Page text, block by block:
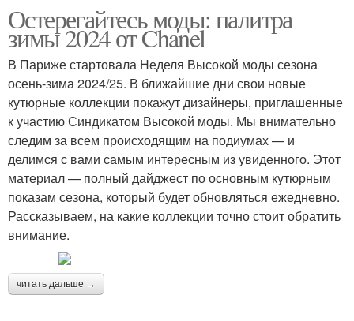
Остерегайтесь моды: палитра
зимы 2024 от Chanel
В Париже стартовала Неделя Высокой моды сезона
осень-зима 2024/25. В ближайшие дни свои новые
кутюрные коллекции покажут дизайнеры, приглашенные
к участию Синдикатом Высокой моды. Мы внимательно
следим за всем происходящим на подиумах — и
делимся с вами самым интересным из увиденного. Этот
материал — полный дайджест по основным кутюрным
показам сезона, который будет обновляться ежедневно.
Рассказываем, на какие коллекции точно стоит обратить
внимание.
читать дальше →